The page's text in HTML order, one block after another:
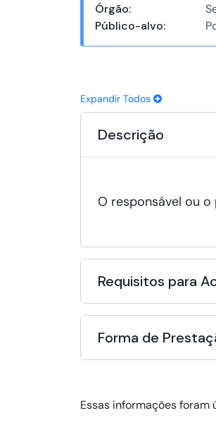
Órgão:
Público-alvo:
Expandir Todos
Descrição
O responsável ou
Requisitos para
Forma de
Essas informações foram